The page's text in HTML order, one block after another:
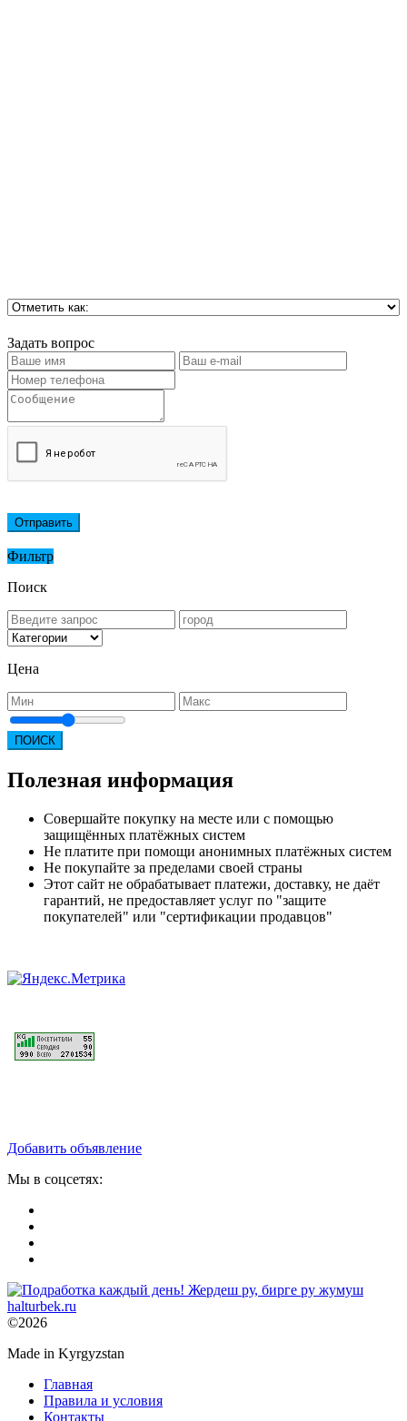
Задать вопрос
Отправить
Фильтр
Поиск
Цена
ПОИСК
Полезная информация
Совершайте покупку на месте или с помощью
защищённых платёжных систем
Не платите при помощи анонимных платёжных систем
Не покупайте за пределами своей страны
Этот сайт не обрабатывает платежи, доставку, не даёт
гарантий, не предоставляет услуг по "защите
покупателей" или "сертификации продавцов"
Добавить объявление
Мы в соцсетях:
©2026
Made in Kyrgyzstan
Главная
Правила и условия
Контакты